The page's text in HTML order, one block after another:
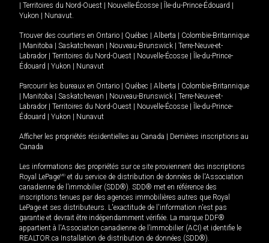
Territoires du Nord-Ouest Nouvelle-Écosse Île-du-Prince-Édouard
Yukon
Nunavut.
Trouver des courtiers en Ontario Québec Alberta
Colombie-Britannique
Manitoba Saskatchewan Nouveau-Brunswick
Terre-Neuve-et-
Labrador
Territoires du Nord-Ouest Nouvelle-Écosse
Île-du-Prince-
Édouard
Yukon Nunavut
Parcourir les bureaux en Ontario Québec Alberta
Colombie-Britannique
Manitoba Saskatchewan Nouveau-Brunswick
Terre-Neuve-et-
Labrador
Territoires du Nord-Ouest Nouvelle-Écosse
Île-du-Prince-
Édouard
Yukon Nunavut
Afficher les propriétés résidentielles au Canada
Dernières inscriptions au
Canada
Les informations des propriétés sur ce site proviennent des inscriptions
Royal LePageMD et du service de distribution de données de l'Association
canadienne de l’immobilier (SDD®). SDD® met en référence des
inscriptions tenues par des agences immobilières autres que Royal
LePage et ses distributeurs. L'exactitude de l'information n'est pas
garantie et devrait être indépendamment vérifiée. La marque DDF®
appartient à l'Association canadienne de l’immobilier (ACI) et identifie le
REALTOR.ca Installation de distribution de données (SDD®).